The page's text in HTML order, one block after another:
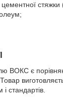
ВОКС є
стандартів.